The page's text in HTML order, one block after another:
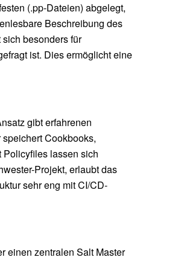
(.pp-Dateien) abgelegt,
Beschreibung des
besonders für
ist. Dies ermöglicht eine
gibt erfahrenen
Cookbooks,
Policyfiles lassen sich
Projekt, erlaubt das
sehr eng mit CI/CD-
einen zentralen Salt Master